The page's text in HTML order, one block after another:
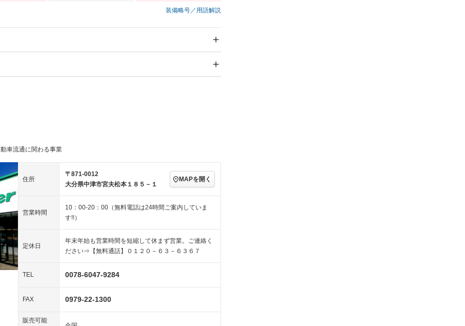
装備略号／用語解説
装備略号／用語解説
ミュージック
ノンライト) －
スマートキー ローダウン
ト 3列シート ベンチシート
プシート オットマン － 電動格納サードシート
ルー
コン 全周囲カメラ サイドカメラ
ペンション
車流通に関わる事業
住所
〒871-0012
大分県中津市宮夫松本１８５－１
MAPを開く
営業時間
10：00-20：00（無料電話は24時間ご案内していま
す!!）
定休日
年末年始も営業時間を短縮して休まず営業。ご連絡く
ださい⇒【無料通話】０１２０－６３－６３６７
TEL 0078-6047-9284
FAX 0979-22-1300
販売可能